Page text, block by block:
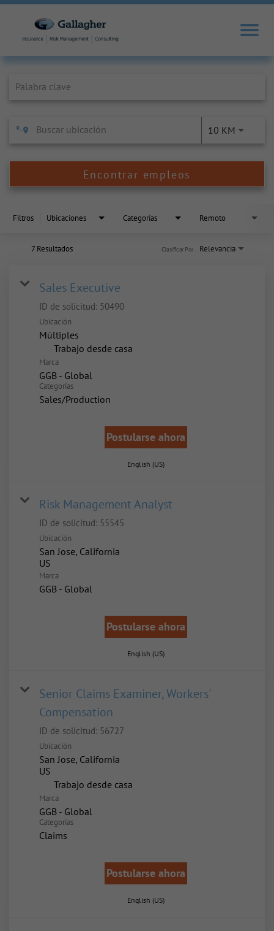
10 KM
Encontrar empleos
Filtros Ubicaciones Categorías Remoto
7 Resultados Relevancia
Clasificar Por
Sales Executive
ID de solicitud: 50490
Ubicación
Múltiples
inicio
Trabajo desde casa
Marca
GGB - Global
Categorías
Sales/Production
Postularse ahora
English (US)
Risk Management Analyst
ID de solicitud: 55545
Ubicación
San Jose, California
Marca
GGB - Global
Postularse ahora
English (US)
Senior Claims Examiner, Workers'
Compensation
ID de solicitud: 56727
Ubicación
San Jose, California
inicio
Trabajo desde casa
Marca
GGB - Global
Categorías
Claims
Postularse ahora
English (US)